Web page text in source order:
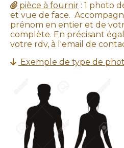
 pièce à fournir : 1 photo
et vue de face.
prénom en entier et de
complète. En précisant
votre rdv, à l'email de
 Exemple de type de